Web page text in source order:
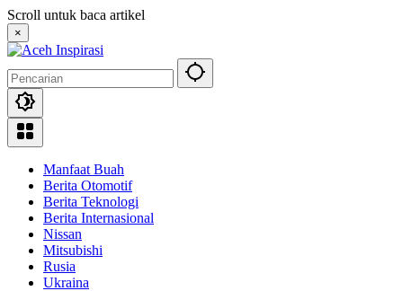
Langsung
ke
konten
Scroll untuk baca artikel
×
Manfaat Buah
Berita Otomotif
Berita Teknologi
Berita Internasional
Nissan
Mitsubishi
Rusia
Ukraina